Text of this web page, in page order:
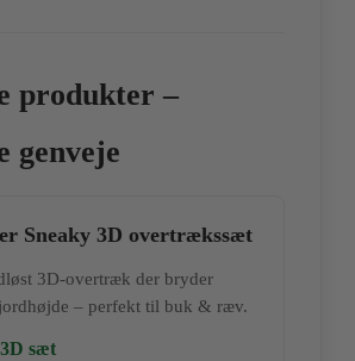
produkter –
genveje
Sneaky 3D overtrækssæt
3D‑overtræk der bryder
– perfekt til buk & ræv.
3D sæt